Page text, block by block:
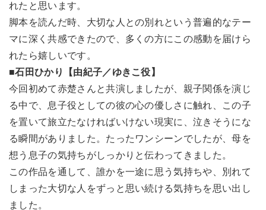
れたと思います。
脚本を読んだ時、大切な人との別れという普遍的なテー
マに深く共感できたので、多くの方にこの感動を届けら
れたら嬉しいです。
■石田ひかり【由紀子／ゆきこ役】
今回初めて赤楚さんと共演しましたが、親子関係を演じ
る中で、息子役としての彼の心の優しさに触れ、この子
を置いて旅立たなければいけない現実に、泣きそうにな
る瞬間がありました。たったワンシーンでしたが、母を
想う息子の気持ちがしっかりと伝わってきました。
この作品を通して、誰かを一途に思う気持ちや、別れて
しまった大切な人をずっと思い続ける気持ちを思い出し
ました。